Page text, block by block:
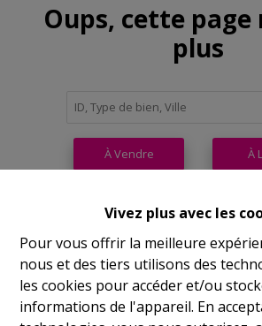
Vivez plus avec les
Pour vous offrir la meilleure
nous et des tiers utilisons des
les cookies pour accéder et/ou
informations de l'appareil. En
Oups, cette page
plus
À Vendre À
Philippeville
Rue de France, 37